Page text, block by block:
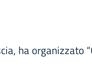
ha organizzato